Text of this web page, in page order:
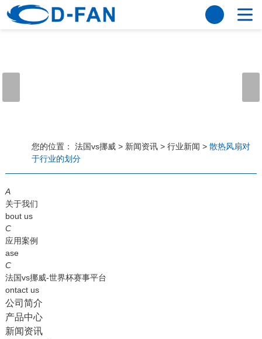
法国vs挪威
应用案例
工程案例
解决方案
新闻资讯
法国vs挪威
行业资讯
常见问题
法国vs挪威-世界杯赛事平台
您的位置： 法国vs挪威> 新闻资讯> 行业新闻 > 散热风扇对
于行业的划分
A
关于我们
bout us
C
应用案例
ase
C
法国vs挪威-世界杯赛事平台
ontact us
公司简介
产品中心
新闻资讯